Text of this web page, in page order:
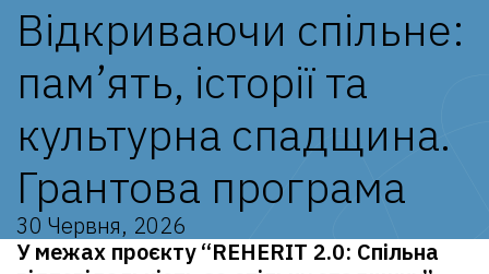
Відкриваючи спільне:
пам’ять, історії та
культурна спадщина.
Грантова програма
30 Червня, 2026
У межах проєкту “REHERIT 2.0: Спільна